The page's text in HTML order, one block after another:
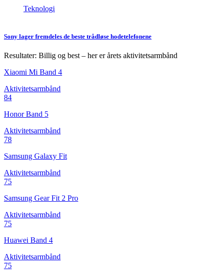
Teknologi
Sony lager fremdeles de beste trådløse hodetelefonene
Resultater: Billig og best – her er årets aktivitetsarmbånd
Xiaomi Mi Band 4
Aktivitetsarmbånd
84
Honor Band 5
Aktivitetsarmbånd
78
Samsung Galaxy Fit
Aktivitetsarmbånd
75
Samsung Gear Fit 2 Pro
Aktivitetsarmbånd
75
Huawei Band 4
Aktivitetsarmbånd
75